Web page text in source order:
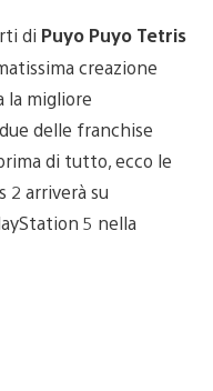
di Puyo Puyo Tetris
creazione
la migliore
delle franchise
di tutto, ecco le
2 arriverà su
5 nella